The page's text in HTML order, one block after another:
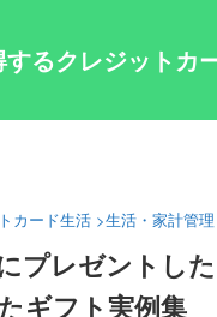
するクレジットカ
カード生活 >生活・家計管理
プレゼントし
ギフト実例集